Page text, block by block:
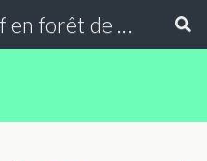
Vénerie du cerf en forêt de Compiègne